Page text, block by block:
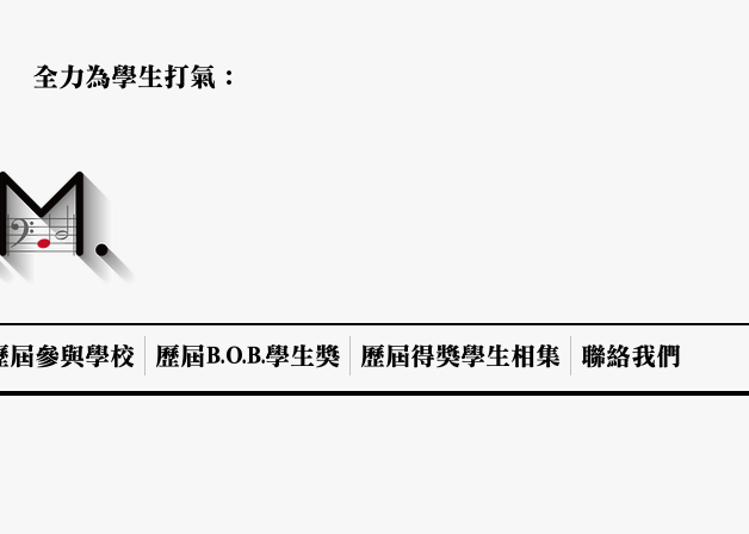
全力為學生打氣：
屆參與學校 歷屆B.O.B.學生獎 歷屆得獎學生相集 聯絡我們